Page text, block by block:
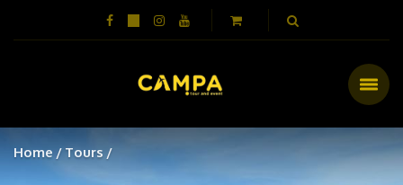
Home Tours